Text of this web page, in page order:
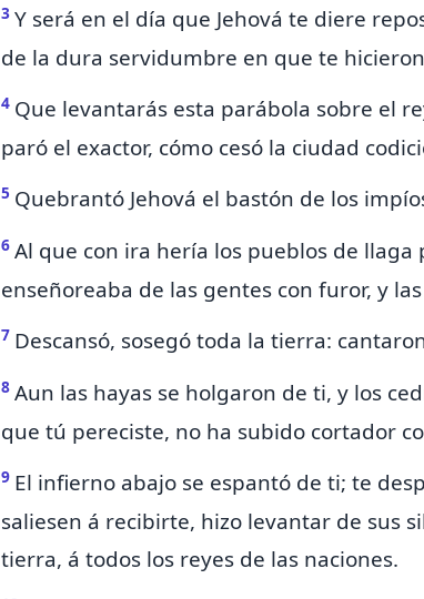
3 Y será en el día que Jehová te diere
de la dura servidumbre en que te
4 Que levantarás esta parábola sobre el
paró el exactor, cómocesó la ciudad
5 Quebrantó Jehová el bastón de los
6 Al que con ira hería los pueblos de llaga
enseñoreaba de las gentes con furor, y
7 Descansó, sosegó toda la tierra:
8 Aun las hayas se holgaron de ti, y los
que tú pereciste, no ha subido cortador
9 El infierno abajo se espantó de ti; te
saliesen á recibirte, hizo levantar de sus
tierra, á todos los reyes de las naciones.